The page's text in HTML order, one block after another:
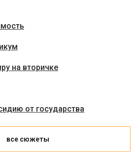
на вторичке
от государства
все сюжеты